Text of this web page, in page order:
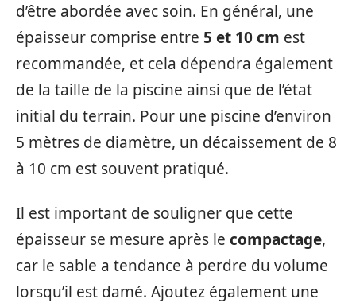
d’être abordée avec soin. En général, une
épaisseur comprise entre 5 et 10 cm est
recommandée, et cela dépendra également
de la taille de la piscine ainsi que de l’état
initial du terrain. Pour une piscine d’environ
5 mètres de diamètre, un décaissement de 8
à 10 cm est souvent pratiqué.
Il est important de souligner que cette
épaisseur se mesure après le compactage,
car le sable a tendance à perdre du volume
lorsqu’il est damé. Ajoutez également une